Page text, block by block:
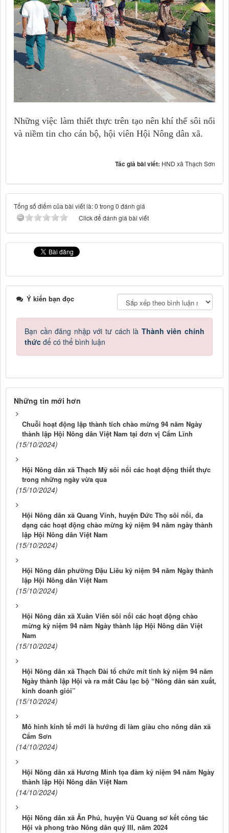
Những việc làm thiết thực trên tạo nên khí thế sôi nổi
và niềm tin cho cán bộ, hội viên Hội Nông dân xã.
Tác giả bài viết: HND xã Thạch Sơn
Tổng số điểm của bài viết là: 0 trong 0 đánh giá
Click để đánh giá bài viết
Ý kiến bạn đọc
Bạn cần đăng nhập với tư cách là Thành viên chính
thức để có thể bình luận
Những tin mới hơn
Chuỗi hoạt động lập thành tích chào mừng 94 năm Ngày
thành lập Hội Nông dân Việt Nam tại đơn vị Cẩm Lĩnh
(15/10/2024)
Hội Nông dân xã Thạch Mỹ sôi nổi các hoạt động thiết thực
trong những ngày vừa qua
(15/10/2024)
Hội Nông dân xã Quang Vĩnh, huyện Đức Thọ sôi nổi, đa
dạng các hoạt động chào mừng kỷ niệm 94 năm ngày thành
lập Hội Nông dân Việt Nam
(15/10/2024)
Hội Nông dân phường Đậu Liêu kỷ niệm 94 năm Ngày thành
lập Hội Nông dân Việt Nam
(15/10/2024)
Hội Nông dân xã Xuân Viên sôi nổi các hoạt động chào
mừng kỷ niệm 94 năm Ngày thành lập Hội Nông dân Việt
Nam
(15/10/2024)
Hội Nông dân xã Thạch Đài tổ chức mít tinh kỷ niệm 94 năm
Ngày thành lập Hội và ra mắt Câu lạc bộ “Nông dân sản xuất,
kinh doanh giỏi”
(15/10/2024)
Mô hình kinh tế mới là hướng đi làm giàu cho nông dân xã
Cẩm Sơn
(14/10/2024)
Hội Nông dân xã Hương Minh tọa đàm kỷ niệm 94 năm Ngày
thành lập Hội Nông dân Việt Nam
(14/10/2024)
Hội Nông dân xã Ân Phú, huyện Vũ Quang sơ kết công tác
Hội và phong trào Nông dân quý III, năm 2024